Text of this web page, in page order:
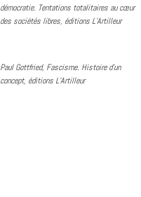
démocratie. Tentations totalitaires au cœur
des sociétés libres, éditions L’Artilleur
Paul Gottfried, Fascisme. Histoire d’un
concept, éditions L’Artilleur